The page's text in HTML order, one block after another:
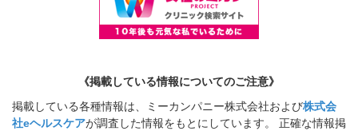
《掲載している情報についてのご注意》
掲載している各種情報は、ミーカンパニー株式会社および株式会
社eヘルスケアが調査した情報をもとにしています。 正確な情報掲